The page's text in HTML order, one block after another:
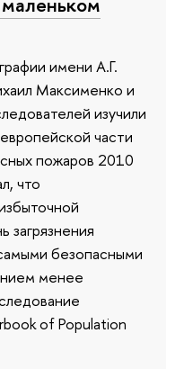
имени А.Г.
Максименко и
изучили
части
пожаров 2010
что
загрязнения
безопасными
менее
of Population